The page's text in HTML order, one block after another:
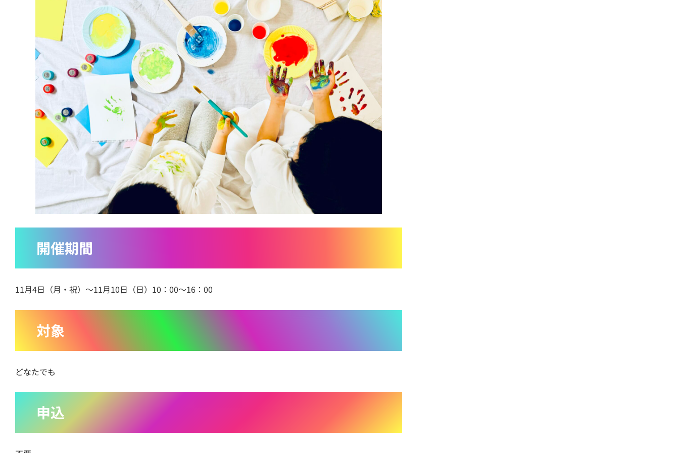
開催期間
11月4日（月・祝）～11月10日（日）10：00～16：00
対象
どなたでも
申込